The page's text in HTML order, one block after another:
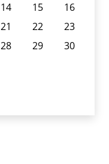
14 15
16
21 22
23
28 29
30